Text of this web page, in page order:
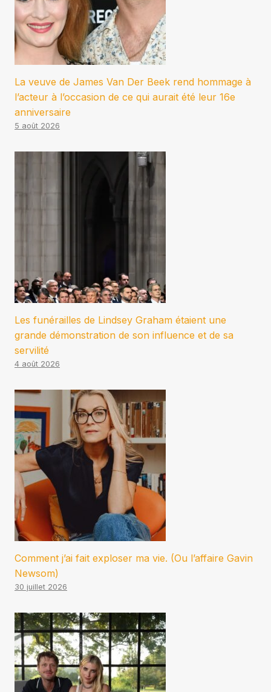
La veuve de James Van Der Beek rend hommage à
l’acteur à l’occasion de ce qui aurait été leur 16e
anniversaire
5 août 2026
Les funérailles de Lindsey Graham étaient une
grande démonstration de son influence et de sa
servilité
4 août 2026
Comment j’ai fait exploser ma vie. (Ou l’affaire Gavin
Newsom)
30 juillet 2026